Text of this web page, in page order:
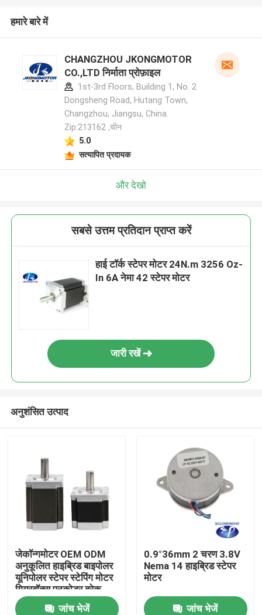
हमारे बारे में
CHANGZHOU JKONGMOTOR
CO.,LTD निर्माता प्रोफ़ाइल
1st-3rd Floors, Building 1, No. 2
Dongsheng Road, Hutang Town,
Changzhou, Jiangsu, China.
Zip:213162 ,चीन
5.0
सत्यापित प्रदायक
और देखो
सबसे उत्तम प्रतिदान प्राप्त करें
हाई टॉर्क स्टेपर मोटर 24N.m 3256 Oz-
In 6A नेमा 42 स्टेपर मोटर
जारी रखें
अनुशंसित उत्पाद
जेकॉन्गमोटर OEM ODM
अनुकूलित हाइब्रिड बाइपोलर
यूनिपोलर स्टेपर स्टेपिंग मोटर
गियरबॉक्स एनकोडर ब्रेक
इंटीग्रेटेड ड्राइवर के साथ
जांच भेजें
0.9°36mm 2 चरण 3.8V
Nema 14 हाइब्रिड स्टेपर
मोटर
जांच भेजें